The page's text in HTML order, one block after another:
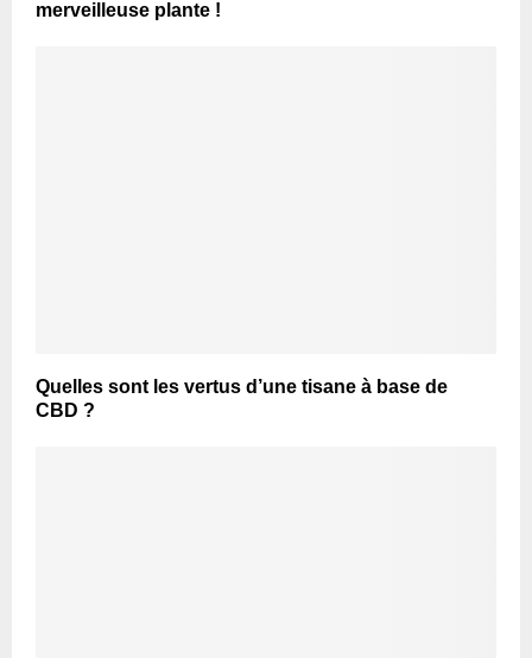
merveilleuse plante !
Quelles sont les vertus d’une tisane à base de
CBD ?